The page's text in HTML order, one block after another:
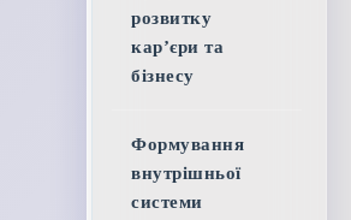
розвитку
кар’єри та
бізнесу
Формування
внутрішньої
системи